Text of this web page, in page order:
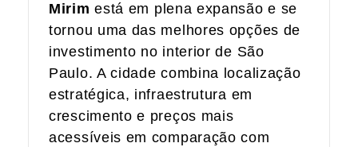
Mirim está em plena expansão e se
tornou uma das melhores opções de
investimento no interior de São
Paulo. A cidade combina localização
estratégica, infraestrutura em
crescimento e preços mais
acessíveis em comparação com